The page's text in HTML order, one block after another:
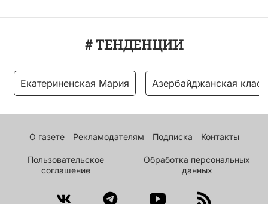
# ТЕНДЕНЦИИ
Екатериненская Мария Азербайджанская
О газете Рекламодателям Подписка Контакты
Пользовательское
соглашение
Обработка персональных
данных